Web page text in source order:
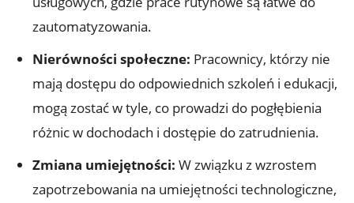
zautomatyzowania.
Nierówności społeczne: Pracownicy, którzy‌ nie
mają dostępu do odpowiednich szkoleń i edukacji,
mogą zostać w tyle, co prowadzi do ‌pogłębienia
różnic w ⁤dochodach i dostępie do zatrudnienia.
Zmiana umiejętności: W związku z wzrostem
zapotrzebowania na​ umiejętności technologiczne,